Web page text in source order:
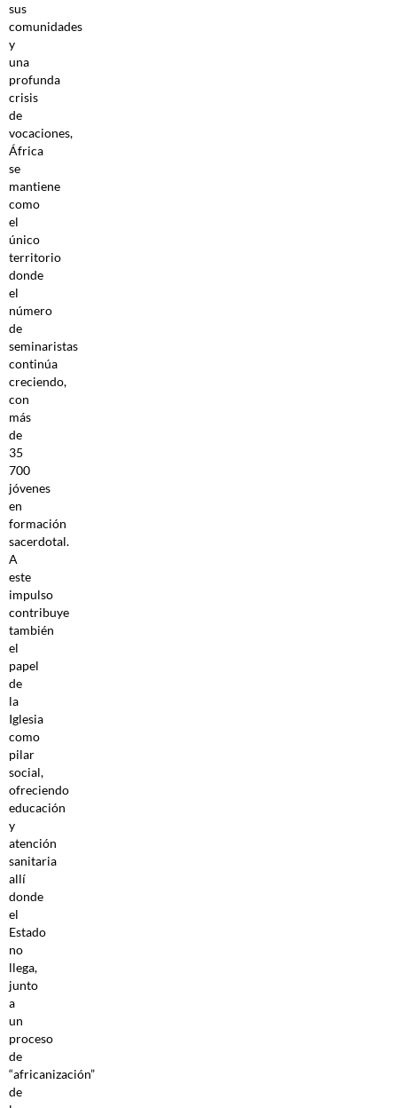
sus
comunidades
y
una
profunda
crisis
de
vocaciones,
África
se
mantiene
como
el
único
territorio
donde
el
número
de
seminaristas
continúa
creciendo,
con
más
de
35
700
jóvenes
en
formación
sacerdotal.
A
este
impulso
contribuye
también
el
papel
de
la
Iglesia
como
pilar
social,
ofreciendo
educación
y
atención
sanitaria
allí
donde
el
Estado
no
llega,
junto
a
un
proceso
de
“africanización”
de